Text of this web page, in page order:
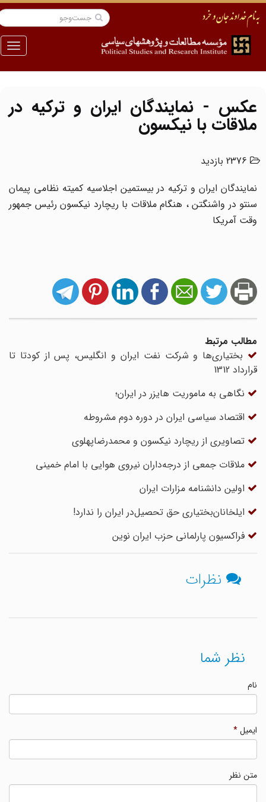
منو
عکس - نمایندگان ایران و ترکیه در
ملاقات با نیکسون
2376 بازدید
نمایندگان ایران و ترکیه در بیستمین اجلاسیه کمیته نظامی پیمان
سنتو در واشنگتن ، هنگام ملاقات با ریچارد نیکسون رئیس جمهور
وقت آمریکا
مطالب مرتبط
بختیاری‌‏ها و شرکت نفت ایران و انگلیس، پس از کودتا تا
قرارداد 1312
نگاهی به ماموریت هایزر در ایران؛
اقتصاد سیاسی ایران در دوره دوم مشروطه
تصاویری از ریچارد نیکسون و محمدرضاپهلوی
ملاقات جمعی از درجه‌داران نیروی هوایی با امام خمینی
اولین دانشنامه مزارات ایران
ایلخانان‌بختیاری حق تحصیل‌در ایران را ندارد!
فراکسیون پارلمانى حزب ایران نوین
نظرات
نظر شما
ایمیل*
متن نظر